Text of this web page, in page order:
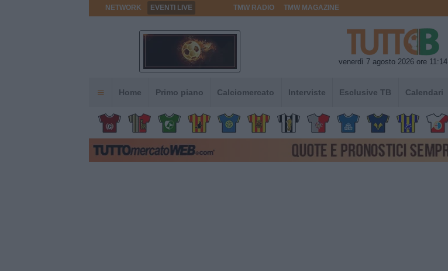
NETWORK EVENTI LIVE TMW RADIO TMW MAGAZINE
venerdì 7 agosto 2026 ore 11:14
Home Primo piano Calciomercato Interviste Esclusive TB Calendari